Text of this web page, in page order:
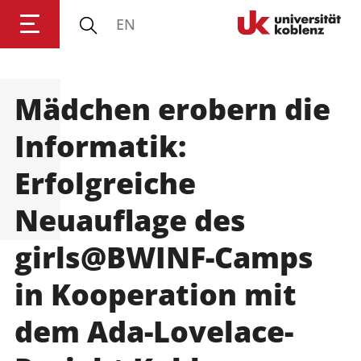
Forschung
Studium
Transfer
Universität
EN
Mädchen erobern die
Informatik:
Erfolgreiche
Neuauflage des
girls@BWINF-Camps
in Kooperation mit
dem Ada-Lovelace-